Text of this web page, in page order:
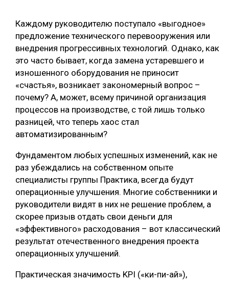
МЕБЕЛЬНОЕ ПРОИЗВОДСТВО
Каждому руководителю поступало «выгодное»
предложение технического перевооружения или
внедрения прогрессивных технологий. Однако, как
это часто бывает, когда замена устаревшего и
изношенного оборудования не приносит
«счастья», возникает закономерный вопрос –
почему? А, может, всему причиной организация
процессов на производстве, с той лишь только
разницей, что теперь хаос стал
автоматизированным?
Фундаментом любых успешных изменений, как не
раз убеждались на собственном опыте
специалисты группы Практика, всегда будут
операционные улучшения. Многие собственники и
руководители видят в них не решение проблем, а
скорее призыв отдать свои деньги для
«эффективного» расходования – вот классический
результат отечественного внедрения проекта
операционных улучшений.
Практическая значимость KPI («ки-пи-ай»),